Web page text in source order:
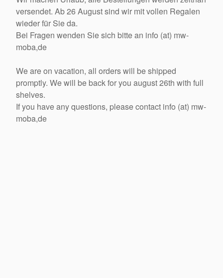
versendet. Ab 26 August sind wir mit vollen Regalen
wieder für Sie da.
Bei Fragen wenden Sie sich bitte an info (at) mw-
moba,de
We are on vacation, all orders will be shipped
promptly. We will be back for you august 26th with full
shelves.
If you have any questions, please contact info (at) mw-
moba,de